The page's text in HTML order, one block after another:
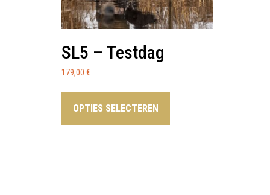
SL5 – Testdag
179,00 €
OPTIES SELECTEREN